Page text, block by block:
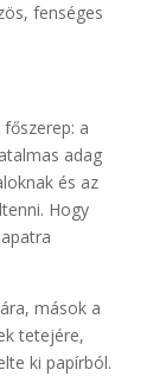
fenséges
a
adag
és az
Hogy
mások a
tetejére,
ki papírból.